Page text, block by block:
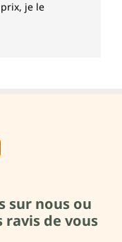
je le
sur nous ou
de vous